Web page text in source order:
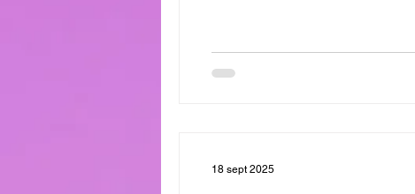
18 sept 2025